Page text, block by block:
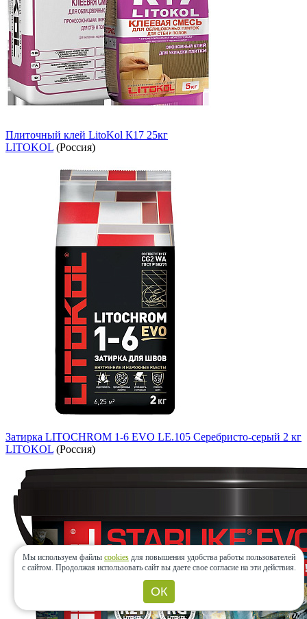
Плиточный клей LitoKol К17 25кг
LITOKOL (Россия)
Затирка LITOCHROM 1-6 EVO LE.105 Серебристо-серый 2 кг
LITOKOL (Россия)
Мы используем файлы cookies для повышения удобства работы пользователей
с сайтом. Продолжая использовать сайт вы даете свое согласие на эти действия.
ОК